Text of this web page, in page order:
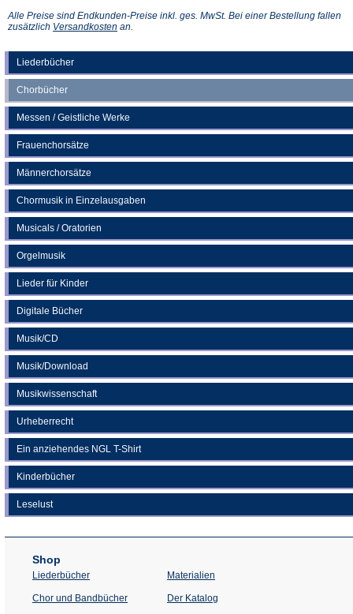
Liederbücher
Chorbücher
Messen / Geistliche Werke
Frauenchorsätze
Männerchorsätze
Chormusik in Einzelausgaben
Musicals / Oratorien
Orgelmusik
Lieder für Kinder
Digitale Bücher
Musik/CD
Musik/Download
Musikwissenschaft
Urheberrecht
Ein anziehendes NGL T-Shirt
Kinderbücher
Leselust
einem
neuen
einem
Alle Preise sind Endkunden-Preise inkl. ges. MwSt. Bei einer Bestellung fallen
zusätzlich Versandkosten (Öffnet
an.
Shop
Liederbücher
Chor und Bandbücher
Materialien
Der Katalog